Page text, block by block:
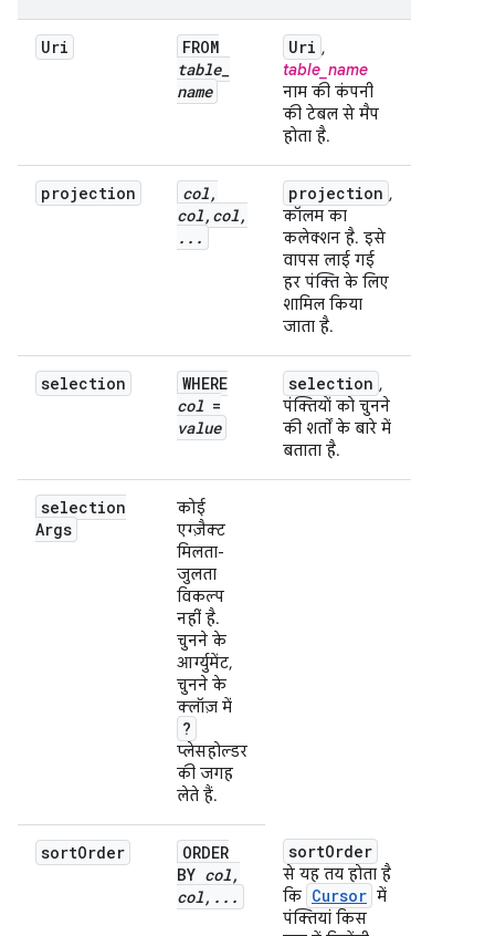
Uri
FROM
table_
name
Uri ,
table_name
नाम की कंपनी
की टेबल से मैप
होता है.
projection col,
col, col,
. . .
projection ,
कॉलम का
कलेक्शन है. इसे
वापस लाई गई
हर पंक्ति के लिए
शामिल किया
जाता है.
selection
WHERE
col =
value
selection ,
पंक्तियों को चुनने
की शर्तों के बारे में
बताता है.
selection
Args
कोई
एग्ज़ैक्ट
मिलता-
जुलता
विकल्प
नहीं है.
चुनने के
आर्ग्युमेंट,
चुनने के
क्लॉज़ में
?
प्लेसहोल्डर
की जगह
लेते हैं.
sortOrder
ORDER
BY col,
col, . . .
sortOrder
से यह तय होता है
कि Cursor में
पंक्तियां किस